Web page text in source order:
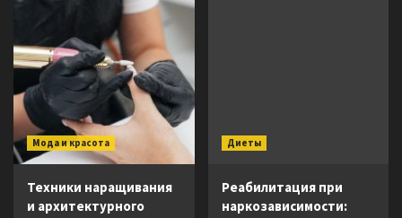
Мода и красота
Техники наращивания
и архитектурного
Диеты
Реабилитация при
наркозависимости: